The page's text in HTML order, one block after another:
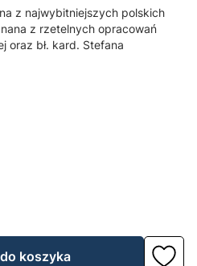
z najwybitniejszych polskich
z rzetelnych opracowań
oraz bł. kard. Stefana
koszyka